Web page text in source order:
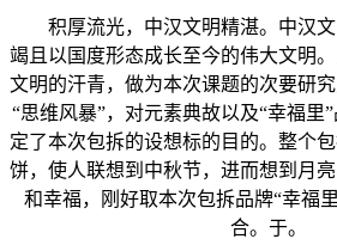
积厚流光，中汉文明精湛。中汉文
竭且以国度形态成长至今的伟大文明
文明的汗青，做为本次课题的次要研
“思维风暴”，对元素典故以及“幸福里
定了本次包拆的设想标的目的。整个
饼，使人联想到中秋节，进而想到月
和幸福，刚好取本次包拆品牌“幸福
合。于。